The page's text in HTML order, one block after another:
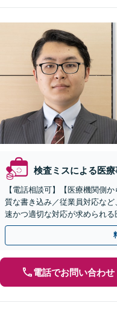
検査ミスによる医
【電話相談可】【医療機関側
質な書き込み／従業員対応な
速かつ適切な対応が求められ
せください【休日面談可】【平
電話でお問い合わせ